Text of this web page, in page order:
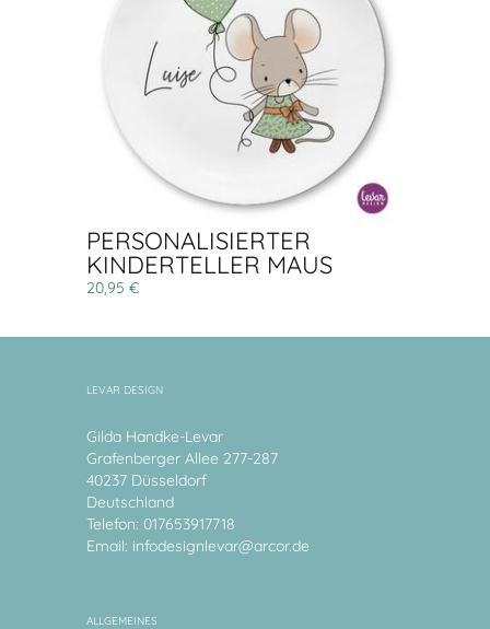
PERSONALISIERTER
KINDERTELLER MAUS
20,95 €
LEVAR DESIGN
Gilda Handke-Levar
Grafenberger Allee 277-287
40237 Düsseldorf
Deutschland
Telefon: 017653917718
Email: infodesignlevar@arcor.de
ALLGEMEINES